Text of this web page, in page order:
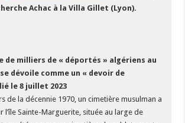
Achac à la Villa Gillet (Lyon).
de milliers de « déportés » algériens au
se dévoile comme un « devoir de
le 8 juillet 2023
de la décennie 1970, un cimetière musulman a
l’île Sainte-Marguerite, située au large de